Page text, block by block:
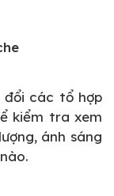
đổi các tổ hợp
kiểm tra xem
ánh sáng